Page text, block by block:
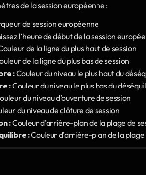
de la session européenne :
de session européenne
l’heure de début de la session
de la ligne du plus haut de session
de la ligne du plus bas de session
: Couleur du niveau le plus haut du
: Couleur du niveau le plus bas du
du niveau d’ouverture de session
du niveau de clôture de session
: Couleur d’arrière-plan de la plage de
: Couleur d’arrière-plan de la